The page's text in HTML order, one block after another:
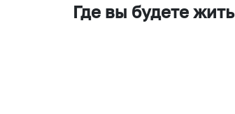
Где вы будете жить